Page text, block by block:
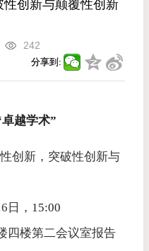
创新与颠覆性创新
242
分享到:
越学术”
创新，突破性创新与
日， 15:00
四楼第二会议室报告